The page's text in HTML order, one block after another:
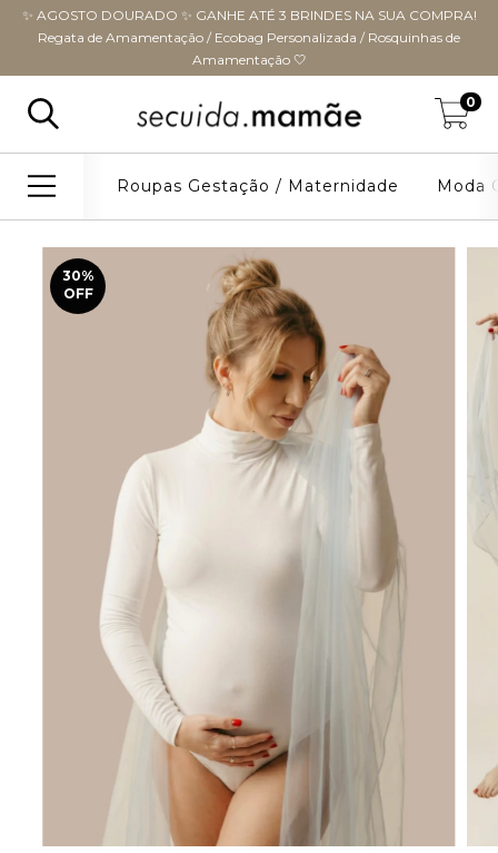
✨ AGOSTO DOURADO ✨ GANHE ATÉ 3 BRINDES NA SUA COMPRA!
Regata de Amamentação / Ecobag Personalizada / Rosquinhas de
Amamentação 🤍
0
Roupas Gestação / Maternidade Moda
30%
OFF